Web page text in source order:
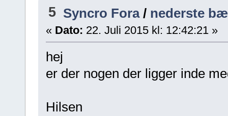
5 Syncro Fora/ nederste
« Dato: 22. Juli 2015 kl: 12:42:21 »
hej
er der nogen der ligger inde
Hilsen